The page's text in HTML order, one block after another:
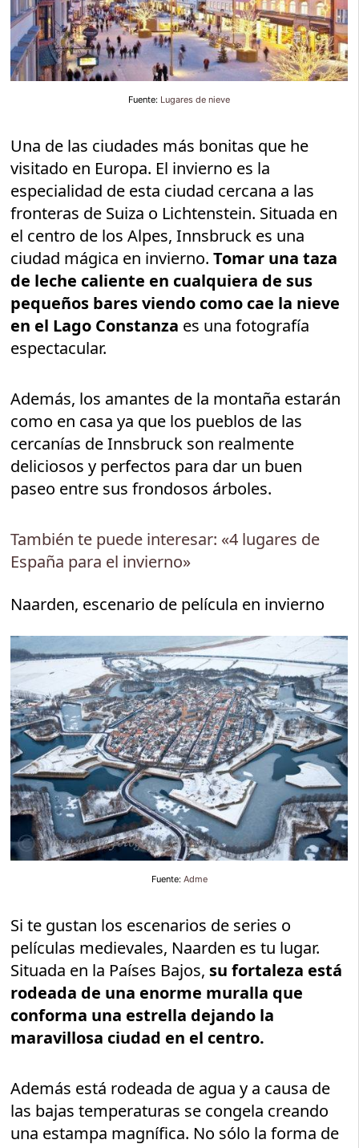
Fuente: Lugares de nieve
Una de las ciudades más bonitas que he
visitado en Europa. El invierno es la
especialidad de esta ciudad cercana a las
fronteras de Suiza o Lichtenstein. Situada en
el centro de los Alpes, Innsbruck es una
ciudad mágica en invierno.Tomar una taza
de leche caliente en cualquiera de sus
pequeños bares viendo como cae la nieve
en el Lago Constanza es una fotografía
espectacular.
Además, los amantes de la montaña estarán
como en casa ya que los pueblos de las
cercanías de Innsbruck son realmente
deliciosos y perfectos para dar un buen
paseo entre sus frondosos árboles.
También te puede interesar: «4 lugares de
España para el invierno»
Naarden, escenario de película en invierno
Fuente: Adme
Si te gustan los escenarios de series o
películas medievales, Naarden es tu lugar.
Situada en la Países Bajos, su fortaleza está
rodeada de una enorme muralla que
conforma una estrella dejando la
maravillosa ciudad en el centro.
Además está rodeada de agua y a causa de
las bajas temperaturas se congela creando
una estampa magnífica. No sólo la forma de